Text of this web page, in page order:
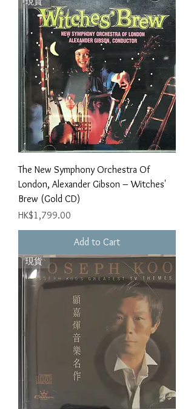
The New Symphony Orchestra Of
London, Alexander Gibson – Witches'
Brew (Gold CD)
Price
HK$1,799.00
Add to Cart
現貨